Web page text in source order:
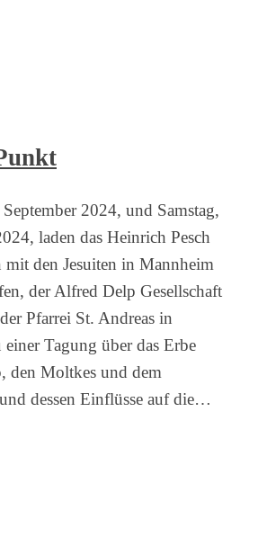
2024, und Samstag,
laden das Heinrich Pesch
mit den Jesuiten in Mannheim
der Alfred Delp Gesellschaft
Pfarrei St. Andreas in
Tagung über das Erbe
den Moltkes und dem
dessen Einflüsse auf die…